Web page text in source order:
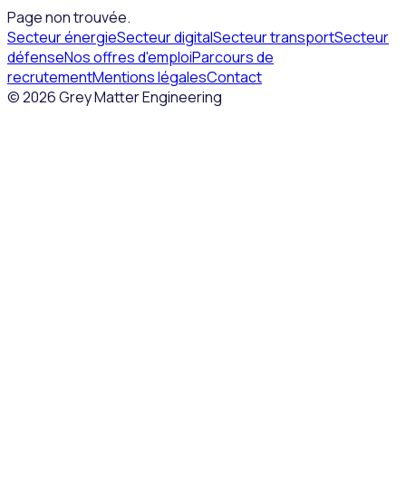
Page non trouvée.
Secteur énergieSecteur digitalSecteur transportSecteur
défenseNos offres d'emploiParcours de
recrutementMentions légalesContact
©2026Grey Matter Engineering